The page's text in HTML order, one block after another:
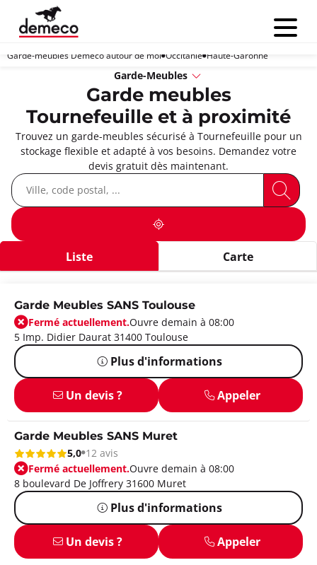
Menu
Garde-meubles Demeco autour de moi Occitanie Haute-Garonne
Garde-Meubles
Garde meubles
Tournefeuille et à proximité
Trouvez un garde-meubles sécurisé à Tournefeuille pour un
stockage flexible et adapté à vos besoins. Demandez votre
devis gratuit dès maintenant.
Liste Carte
Garde Meubles SANS Toulouse
Fermé actuellement.Ouvre demain à 08:00
5 Imp. Didier Daurat 31400 Toulouse
Plus d'informations
Un devis ? Appeler
Garde Meubles SANS Muret
5,0 12 avis
Fermé actuellement.Ouvre demain à 08:00
8 boulevard De Joffrery 31600 Muret
Plus d'informations
Un devis ? Appeler